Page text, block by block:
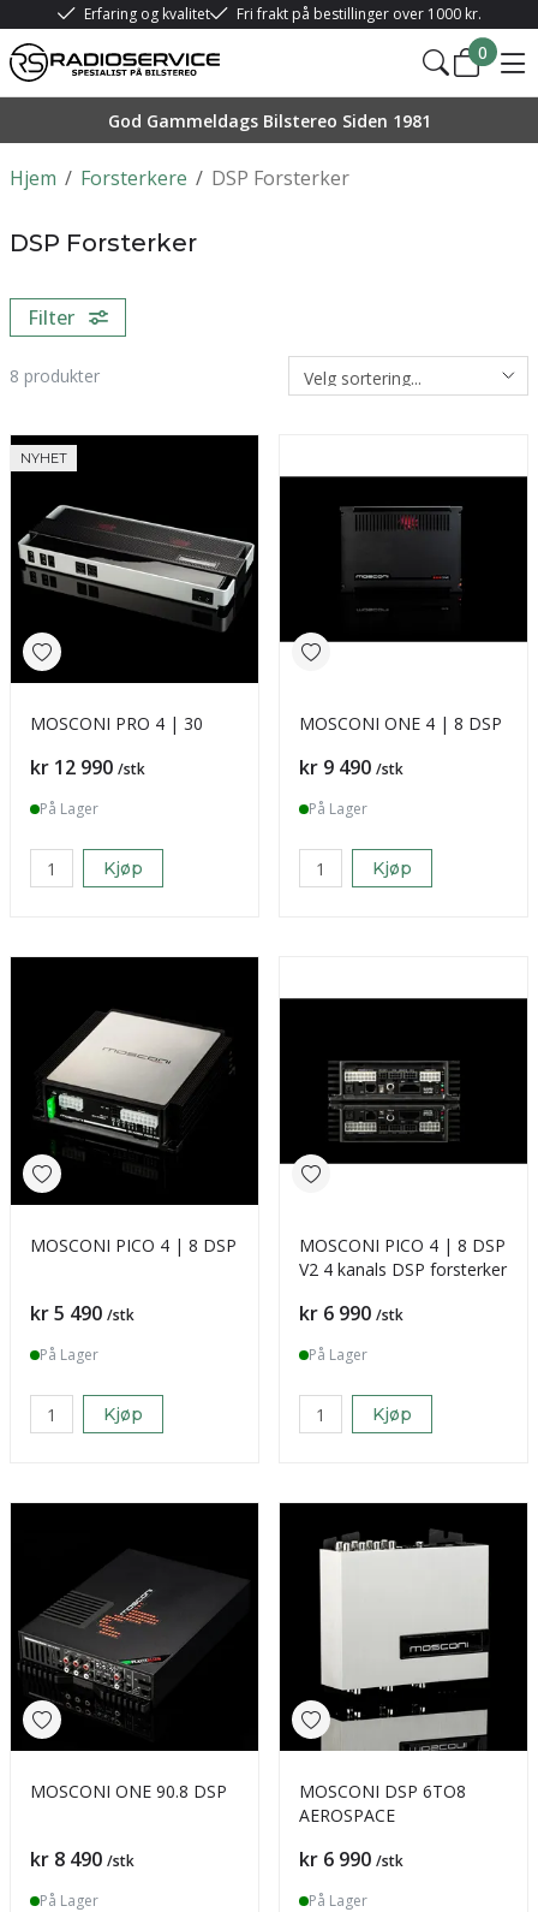
Erfaring og kvalitet Fri frakt på bestillinger over 1000 kr.
0
God Gammeldags Bilstereo Siden 1981
/
Hjem /
Forsterkere DSP Forsterker
DSP Forsterker
Filter
8 produkter
NYHET
MOSCONI PRO 4 | 30
Pris
kr 12 990 /stk
På Lager
Kjøp
MOSCONI ONE 4 | 8 DSP
Pris
kr 9 490 /stk
På Lager
Kjøp
MOSCONI PICO 4 | 8 DSP
Pris
kr 5 490 /stk
På Lager
Kjøp
MOSCONI PICO 4 | 8 DSP
V2 4 kanals DSP forsterker
Pris
kr 6 990 /stk
På Lager
Kjøp
MOSCONI ONE 90.8 DSP
Pris
kr 8 490 /stk
På Lager
MOSCONI DSP 6TO8
AEROSPACE
Pris
kr 6 990 /stk
På Lager